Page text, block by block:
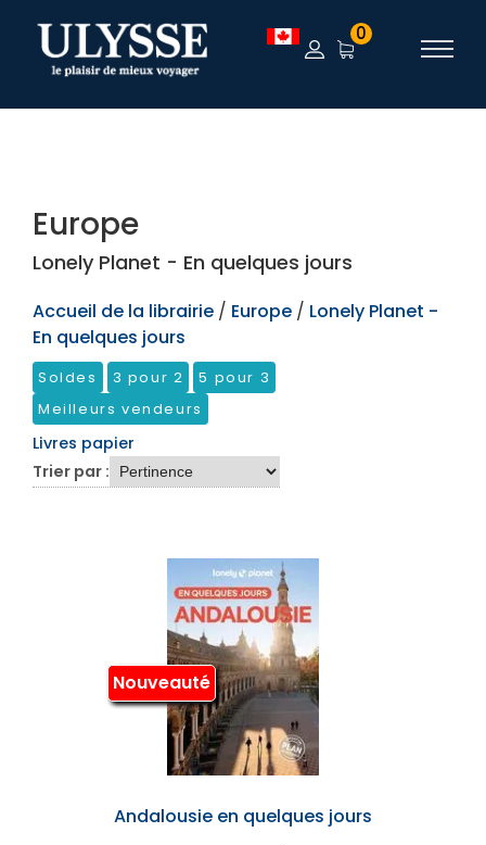
TEST 0
Europe
Lonely Planet - En quelques jours
Accueil de la librairie / Europe / Lonely Planet -
En quelques jours
Soldes 3 pour 2
5 pour 3
Meilleurs vendeurs
Livres papier
Trier par :
Nouveauté
Andalousie en quelques jours